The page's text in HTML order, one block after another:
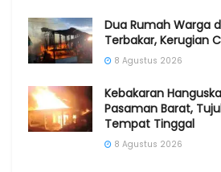
Dua Rumah Warga
Terbakar, Kerugian
8 Agustus 2026
Kebakaran
Pasaman Barat,
Tempat Tinggal
8 Agustus 2026